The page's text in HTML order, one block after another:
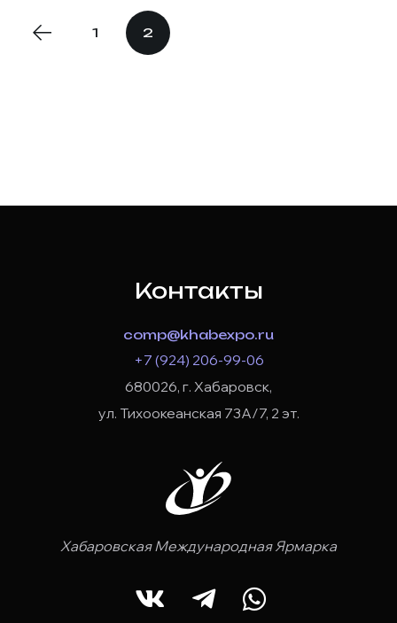
1 2
Контакты
comp@khabexpo.ru
+7 (924) 206-99-06
680026, г. Хабаровск,
ул. Тихоокеанская 73А/7, 2 эт.
Хабаровская Международная Ярмарка